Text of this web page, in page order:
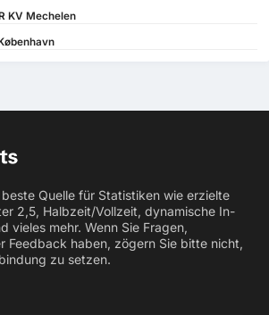
KV Mechelen
Quelle für Statistiken wie erzielte
2,5, Halbzeit/Vollzeit, dynamische In-
vieles mehr. Wenn Sie Fragen,
Feedback haben, zögern Sie bitte nicht,
zu setzen.